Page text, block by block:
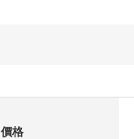
價格